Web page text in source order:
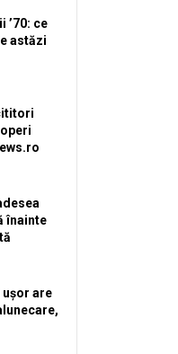
’70: ce
astăzi
înainte
ușor are